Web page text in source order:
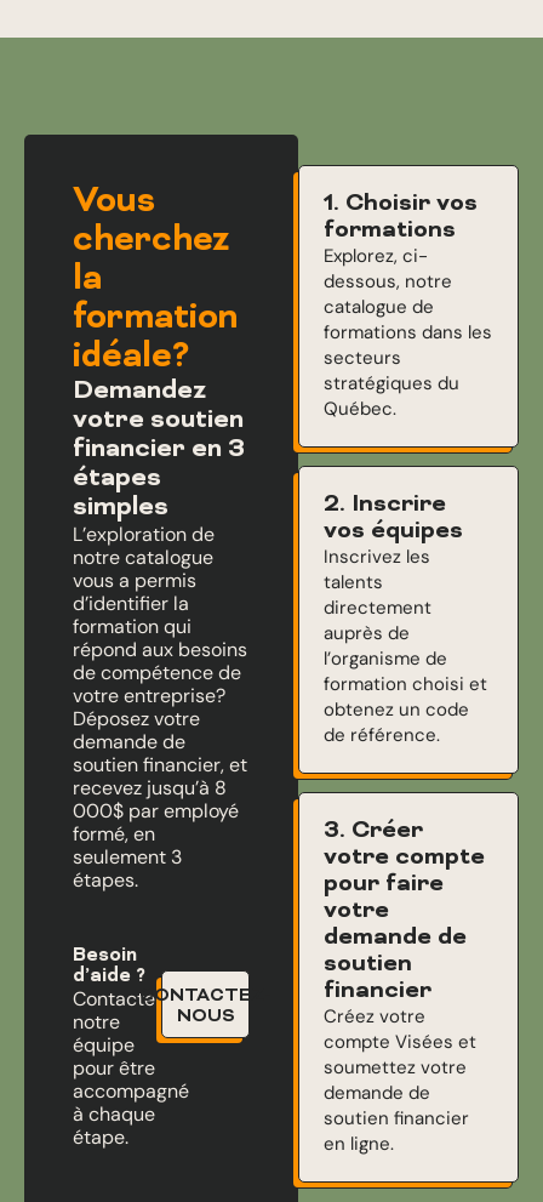
Vous
cherchez
la
formation
idéale?
Demandez
votre soutien
financier en 3
étapes
simples
L’exploration de
notre catalogue
vous a permis
d’identifier la
formation qui
répond aux besoins
de compétence de
votre entreprise?
Déposez votre
demande de
soutien financier, et
recevez jusqu’à 8
000$ par employé
formé, en
seulement 3
étapes.
Besoin
d’aide ?
Contactez
notre
équipe
pour être
accompagné
à chaque
étape.
CONTACTEZ-
NOUS
1. Choisir vos
formations
Explorez, ci-
dessous, notre
catalogue de
formations dans les
secteurs
stratégiques du
Québec.
2. Inscrire
vos équipes
Inscrivez les
talents
directement
auprès de
l’organisme de
formation choisi et
obtenez un code
de référence.
3. Créer
votre compte
pour faire
votre
demande de
soutien
financier
Créez votre
compte Visées et
soumettez votre
demande de
soutien financier
en ligne.